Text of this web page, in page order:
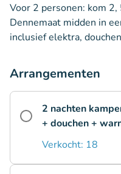
Voor 2 personen: kom
Dennemaat midden in
inclusief elektra,
Arrangementen
2 nachten
+ douchen +
Verkocht: 18